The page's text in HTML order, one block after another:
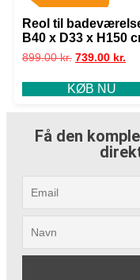
Reol til
B40 x D33 x H150
hvid
899.00kr. 739.00 kr.
KØB NU
Få den